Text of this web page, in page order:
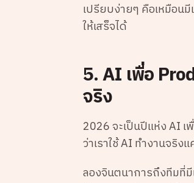
เปรียบง่ายๆ คือเหมือน
ให้เสร็จได้
5. AI เพื่อ
จริง
2026 จะเป็นปีแห่ง AI
ว่าเราใช้ AI ทำงานจริง
ลองจินตนาการถึงทีมที่